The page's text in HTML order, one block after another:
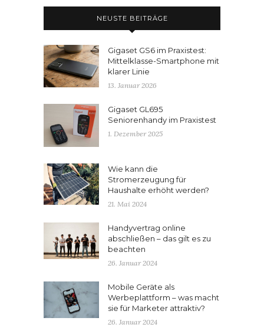
NEUSTE BEITRÄGE
Gigaset GS6 im Praxistest:
Mittelklasse-Smartphone mit
klarer Linie
13. Januar 2026
Gigaset GL695
Seniorenhandy im Praxistest
1. Dezember 2025
Wie kann die
Stromerzeugung für
Haushalte erhöht werden?
21. Mai 2024
Handyvertrag online
abschließen – das gilt es zu
beachten
26. Januar 2024
Mobile Geräte als
Werbeplattform – was macht
sie für Marketer attraktiv?
26. Januar 2024